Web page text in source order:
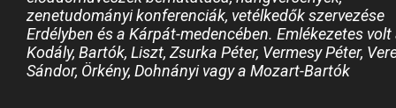
zenetudományi konferenciák, vetélkedők szervezése
Erdélyben és a Kárpát-medencében. Emlékezetes volt
Kodály, Bartók, Liszt, Zsurka Péter, Vermesy Péter,
Sándor, Örkény, Dohnányi vagy a Mozart-Bartók